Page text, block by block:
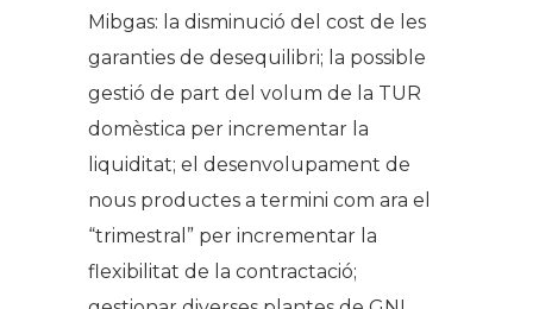
Mibgas: la disminució del cost de les
garanties de desequilibri; la possible
gestió de part del volum de la TUR
domèstica per incrementar la
liquiditat; el desenvolupament de
nous productes a termini com ara el
“trimestral” per incrementar la
flexibilitat de la contractació;